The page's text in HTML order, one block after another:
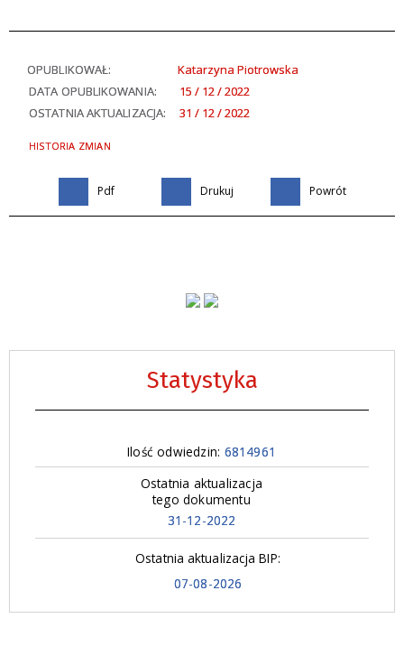
Statystyka
Ilość odwiedzin: 6814961
Ostatnia aktualizacja
tego dokumentu
31-12-2022
Ostatnia aktualizacja BIP:
07-08-2026
OPUBLIKOWAŁ:
Katarzyna Piotrowska
DATA OPUBLIKOWANIA:
15 / 12 / 2022
OSTATNIA AKTUALIZACJA:
31 / 12 / 2022
HISTORIA ZMIAN
Pdf Drukuj Powrót